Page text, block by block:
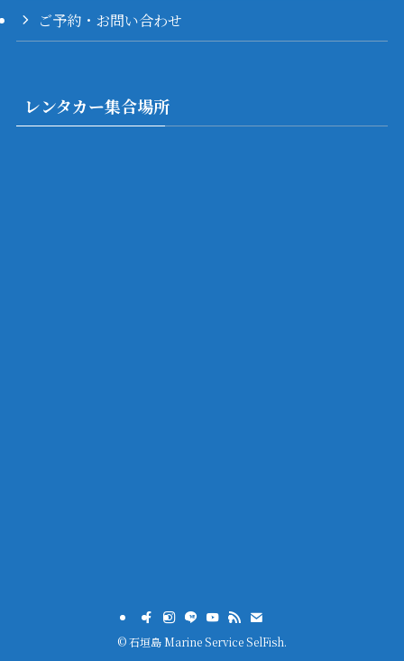
ご予約・お問い合わせ
レンタカー集合場所
©石垣島 Marine Service SelFish.